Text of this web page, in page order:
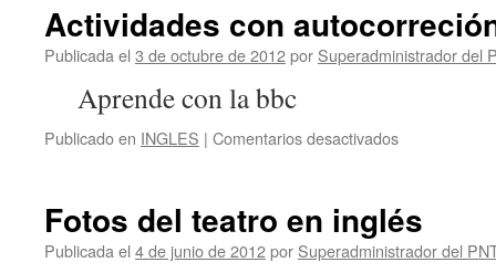
Actividades con
Publicada el 3 de octubre de 2012por Superadministrador del
Aprende con la bbc
Publicado en INGLES | Comentarios desactivadosen
Fotos del teatro en inglés
Publicada el 4 de junio de 2012por Superadministrador del